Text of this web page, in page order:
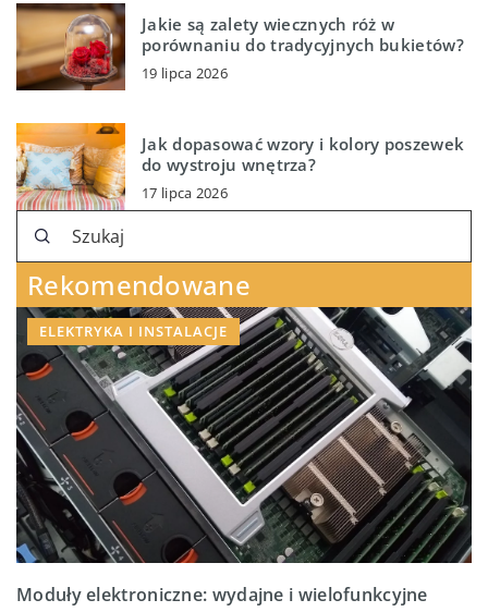
Jakie są zalety wiecznych róż w
porównaniu do tradycyjnych bukietów?
19 lipca 2026
Jak dopasować wzory i kolory poszewek
do wystroju wnętrza?
17 lipca 2026
Rekomendowane
ELEKTRYKA I INSTALACJE
Moduły elektroniczne: wydajne i wielofunkcyjne